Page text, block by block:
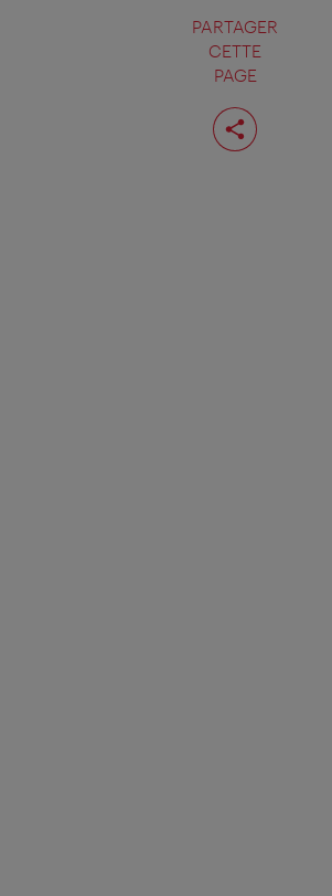
PARTAGER
CETTE
PAGE
Partager
cette
page